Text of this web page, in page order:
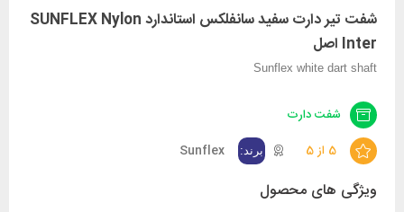
شفت تیر دارت سفید سانفلکس استاندارد SUNFLEX Nylon
Inter اصل
Sunflex white dart shaft
شفت دارت
5 از 5
Sunflex
ویژگی های محصول